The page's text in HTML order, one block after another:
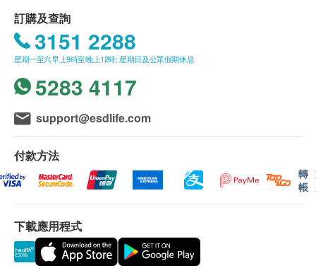
理、全科醫生諮詢、專科諮詢、以至輔助醫療和小型醫
療程序均一一包羅。
目因任何理由未能進行或客人婉拒，恕不退還該項目之
款項，亦不可轉作其他測試
- 僅於明德醫療中心進行。
- 優惠不可與其他促銷優惠同時使用，亦不適用於保險
直付安排，也不可兌換現金，恕不退款。
- 所有於「健康網購health.ESDlife」網上訂購的計劃不
-若需進一步檢測、化驗、藥物及醫生跟進諮詢，將額
外收費。
- 敬請提前預約。
- 如有任何爭議，「健康網購health.ESDlife」及明德醫
療中心將保留最終決定權。
有效期
本身體檢查計劃有效期為六個月，客人必須於六個月內
(由確認付款日期起計)接受有關檢查，逾期作廢。
中環皇后大道中39號豐盛創建大廈3樓
身體檢查計劃：
明德醫療中心
電話：(852) 2537 8500
電郵 :mmc.central@matilda.org
星期一至五︰上午8時30分至下午5時30分
星期六︰上午8時30分至下午1時30分
星期日及公眾假期︰休息
健康課程：
明德醫療中心 (客戶服務中心)
電郵 :health@matilda.org
訂購及查詢
3151 2288
星期一至六早上9時至晚上12時; 星期日及公眾假期休息
5283 4117
support@esdlife.com
付款方法
轉
帳
下載應用程式